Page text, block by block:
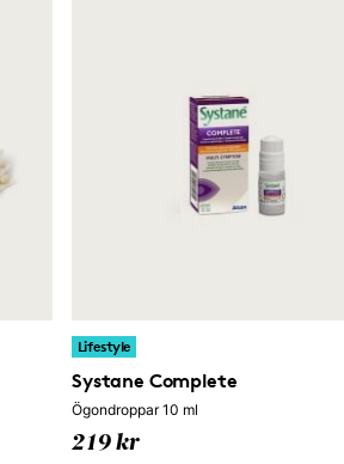
Lifestyle
Systane Complete
Ögondroppar 10 ml
219 kr